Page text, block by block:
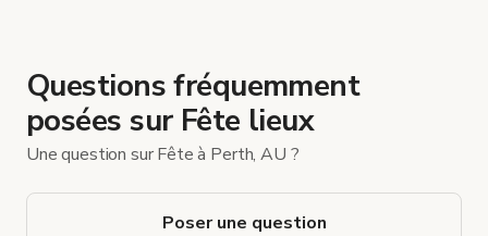
Questions fréquemment
posées sur Fête lieux
Une question sur Fête à Perth, AU ?
Poser une question